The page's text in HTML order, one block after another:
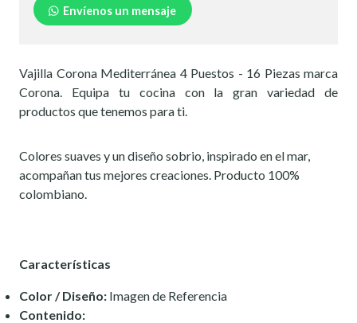
Envíenos un mensaje
Vajilla Corona Mediterránea 4 Puestos - 16 Piezas marca
Corona. Equipa tu cocina con la gran variedad de
productos que tenemos para ti.
Colores suaves y un diseño sobrio, inspirado en el mar,
acompañan tus mejores creaciones. Producto 100%
colombiano.
Características
Color / Diseño: Imagen de Referencia
Contenido: